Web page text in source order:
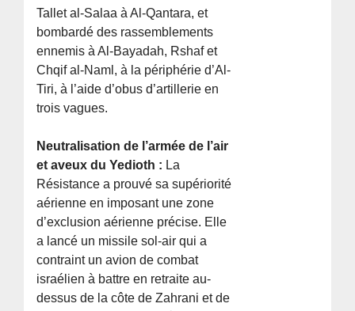
Tallet al-Salaa à Al-Qantara, et
bombardé des rassemblements
ennemis à Al-Bayadah, Rshaf et
Chqif al-Naml, à la périphérie d’Al-
Tiri, à l’aide d’obus d’artillerie en
trois vagues.
Neutralisation de l’armée de l’air
et aveux du Yedioth : La
Résistance a prouvé sa supériorité
aérienne en imposant une zone
d’exclusion aérienne précise. Elle
a lancé un missile sol-air qui a
contraint un avion de combat
israélien à battre en retraite au-
dessus de la côte de Zahrani et de